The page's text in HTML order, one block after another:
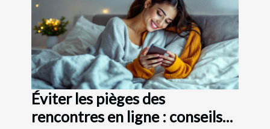
Éviter les pièges des
rencontres en ligne : conseils